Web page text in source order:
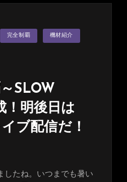
完全制覇 機材紹介
SLOW
！明後日は
ブ配信だ！
したね。いつまでも暑い